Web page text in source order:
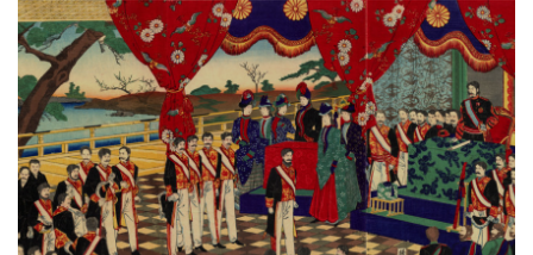
時能夠贏得勝利。